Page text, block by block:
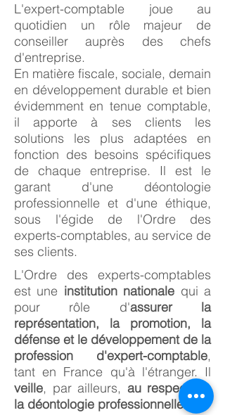
L'expert-comptable joue au
quotidien un rôle majeur de
conseiller auprès des chefs
d'entreprise.
En matière fiscale, sociale, demain
en développement durable et bien
évidemment en tenue comptable,
il apporte à ses clients les
solutions les plus adaptées en
fonction des besoins spécifiques
de chaque entreprise. Il est le
garant d'une déontologie
professionnelle et d'une éthique,
sous l'égide de l'Ordre des
experts-comptables, au service de
ses clients.
L'Ordre des experts-comptables
est une institution nationale qui a
pour rôle d'assurer la
représentation, la promotion, la
défense et le développement de la
profession d'expert-comptable,
tant en France qu'à l'étranger. Il
veille, par ailleurs, au respect de
la déontologie professionnelle.